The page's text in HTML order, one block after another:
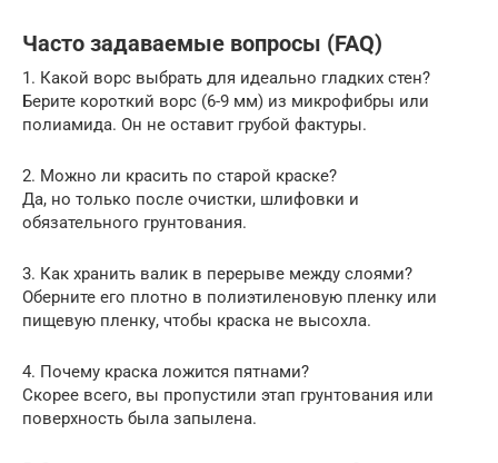
Часто задаваемые вопросы (FAQ)
1. Какой ворс выбрать для идеально гладких стен?
Берите короткий ворс (6-9 мм) из микрофибры или
полиамида. Он не оставит грубой фактуры.
2. Можно ли красить по старой краске?
Да, но только после очистки, шлифовки и
обязательного грунтования.
3. Как хранить валик в перерыве между слоями?
Оберните его плотно в полиэтиленовую пленку или
пищевую пленку, чтобы краска не высохла.
4. Почему краска ложится пятнами?
Скорее всего, вы пропустили этап грунтования или
поверхность была запылена.